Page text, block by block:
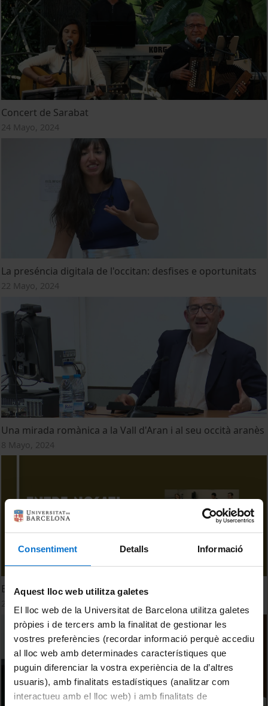
Consentiment Detalls Informació
Aquest lloc web utilitza galetes
El lloc web de la Universitat de Barcelona utilitza galetes
pròpies i de tercers amb la finalitat de gestionar les
vostres preferències (recordar informació perquè accediu
al lloc web amb determinades característiques que
puguin diferenciar la vostra experiència de la d’altres
usuaris), amb finalitats estadístiques (analitzar com
interactueu amb el lloc web) i amb finalitats de
Concert de Sarabat
24 Mayo, 2024
La preséncia digitala de l'occitan: desfises e oportunitats
22 Mayo, 2024
Una mirada romànica a la Vall d'Aran i al seu occità aranès
8 Mayo, 2024
Entre nosati: eth tòn viatge lingüistic